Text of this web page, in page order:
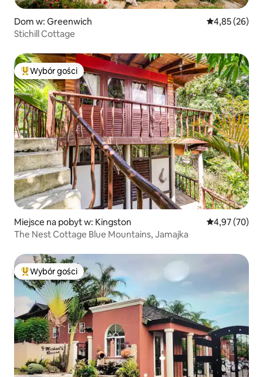
Dom w: Greenwich Średnia
4,85 (26)
Stichill Cottage
Najpopularniejsze z kategorii Wybór gości
Wybór gości
Miejsce na pobyt w: Kingston Średnia
4,97 (70)
The Nest Cottage Blue Mountains, Jamajka
Najpopularniejsze z kategorii Wybór gości
Wybór gości